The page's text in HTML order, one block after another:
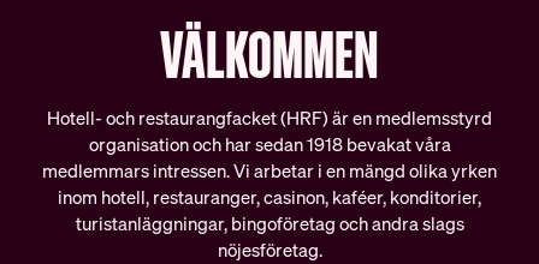
VÄLKOMMEN
Hotell- och restaurangfacket (HRF) är en medlemsstyrd
organisation och har sedan 1918 bevakat våra
medlemmars intressen. Vi arbetar i en mängd olika yrken
inom hotell, restauranger, casinon, kaféer, konditorier,
turistanläggningar, bingoföretag och andra slags
nöjesföretag.